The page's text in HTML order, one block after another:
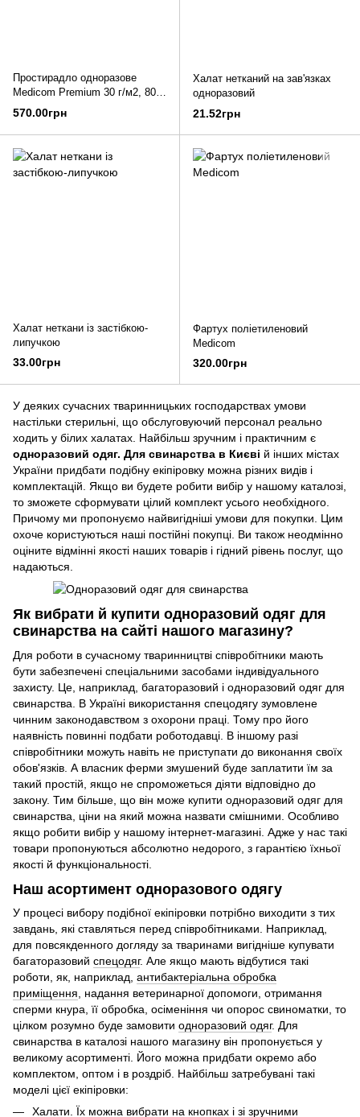
Простирадло одноразове
Medicom Premium 30 г/м2, 80
см
570.00грн
Халат нетканий на зав'язках
одноразовий
21.52грн
Халат неткани із застібкою-
липучкою
33.00грн
Фартух поліетиленовий
Medicom
320.00грн
У деяких сучасних тваринницьких господарствах умови
настільки стерильні, що обслуговуючий персонал реально
ходить у білих халатах. Найбільш зручним і практичним є
одноразовий одяг. Для свинарства в Києві й інших містах
України придбати подібну екіпіровку можна різних видів і
комплектацій. Якщо ви будете робити вибір у нашому каталозі,
то зможете сформувати цілий комплект усього необхідного.
Причому ми пропонуємо найвигідніші умови для покупки. Цим
охоче користуються наші постійні покупці. Ви також неодмінно
оціните відмінні якості наших товарів і гідний рівень послуг, що
надаються.
Як вибрати й купити одноразовий одяг для
свинарства на сайті нашого магазину?
Для роботи в сучасному тваринництві співробітники мають
бути забезпечені спеціальними засобами індивідуального
захисту. Це, наприклад, багаторазовий і одноразовий одяг для
свинарства. В Україні використання спецодягу зумовлене
чинним законодавством з охорони праці. Тому про його
наявність повинні подбати роботодавці. В іншому разі
співробітники можуть навіть не приступати до виконання своїх
обов'язків. А власник ферми змушений буде заплатити їм за
такий простій, якщо не спроможеться діяти відповідно до
закону. Тим більше, що він може купити одноразовий одяг для
свинарства, ціни на який можна назвати смішними. Особливо
якщо робити вибір у нашому інтернет-магазині. Адже у нас такі
товари пропонуються абсолютно недорого, з гарантією їхньої
якості й функціональності.
Наш асортимент одноразового одягу
У процесі вибору подібної екіпіровки потрібно виходити з тих
завдань, які ставляться перед співробітниками. Наприклад,
для повсякденного догляду за тваринами вигідніше купувати
багаторазовий спецодяг. Але якщо мають відбутися такі
роботи, як, наприклад, антибактеріальна обробка
приміщення , надання ветеринарної допомоги, отримання
сперми кнура, її обробка, осіменіння чи опорос свиноматки, то
цілком розумно буде замовити одноразовий одяг. Для
свинарства в каталозі нашого магазину він пропонується у
великому асортименті. Його можна придбати окремо або
комплектом, оптом і в роздріб. Найбільш затребувані такі
моделі цієї екіпіровки:
Халати. Їх можна вибрати на кнопках і зі зручними